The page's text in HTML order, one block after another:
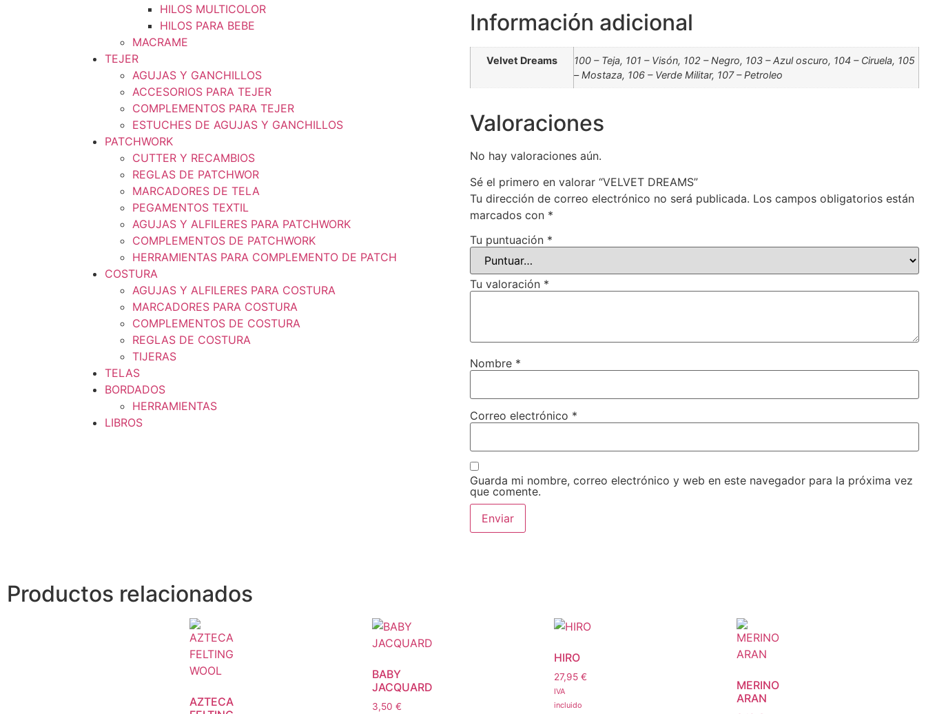
HILOS MULTICOLOR
HILOS PARA BEBE
MACRAME
TEJER
AGUJAS Y GANCHILLOS
ACCESORIOS PARA TEJER
COMPLEMENTOS PARA TEJER
ESTUCHES DE AGUJAS Y GANCHILLOS
PATCHWORK
CUTTER Y RECAMBIOS
REGLAS DE PATCHWOR
MARCADORES DE TELA
PEGAMENTOS TEXTIL
AGUJAS Y ALFILERES PARA PATCHWORK
COMPLEMENTOS DE PATCHWORK
HERRAMIENTAS PARA COMPLEMENTO DE PATCH
COSTURA
AGUJAS Y ALFILERES PARA COSTURA
MARCADORES PARA COSTURA
COMPLEMENTOS DE COSTURA
REGLAS DE COSTURA
TIJERAS
TELAS
BORDADOS
HERRAMIENTAS
LIBROS
Información adicional
Velvet Dreams
100 – Teja, 101 – Visón, 102 – Negro, 103 – Azul oscuro, 104 – Ciruela, 105
– Mostaza, 106 – Verde Militar, 107 – Petroleo
Valoraciones
No hay valoraciones aún.
Sé el primero en valorar “VELVET DREAMS”
Tu dirección de correo electrónico no será publicada. Los campos obligatorios están
marcados con *
Tu puntuación *
Tu valoración *
Nombre *
Correo electrónico *
Guarda mi nombre, correo electrónico y web en este navegador para la próxima vez
que comente.
Productos relacionados
AZTECA
BABY
JACQUARD
3,50 €
HIRO
27,95€
IVA
incluido
MERINO
ARAN